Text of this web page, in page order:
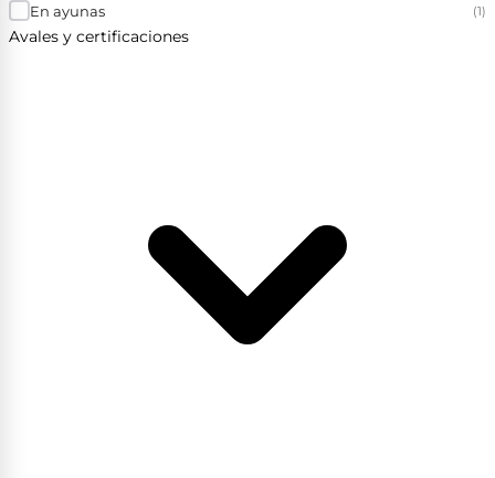
En ayunas (1)
Avales y certificaciones